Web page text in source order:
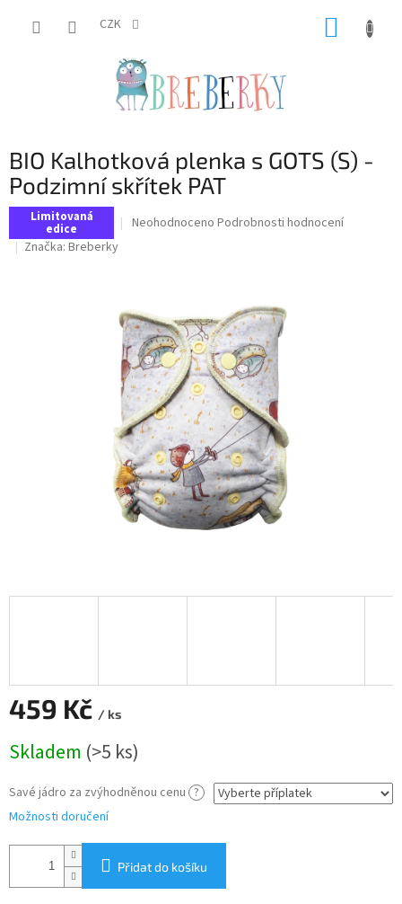
CZK
BIO Kalhotková plenka s GOTS (S) -
Podzimní skřítek PAT
Limitovaná
edice
Průměrné
z
5
hvězdiček.
Neohodnoceno Podrobnosti hodnocení
Značka: Breberky
459 Kč / ks
cena:
Skladem (>5 ks)
Savé jádro za zvýhodněnou cenu ?
Možnosti doručení
Přidat do košíku